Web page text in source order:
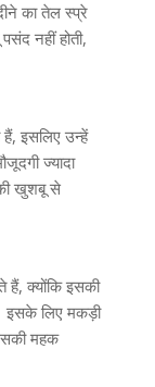
का तेल स्प्रे
नहीं होती,
हैं, इसलिए उन्हें
ज्यादा
खुशबू से
हैं, क्योंकि इसकी
इसके लिए मकड़ी
महक